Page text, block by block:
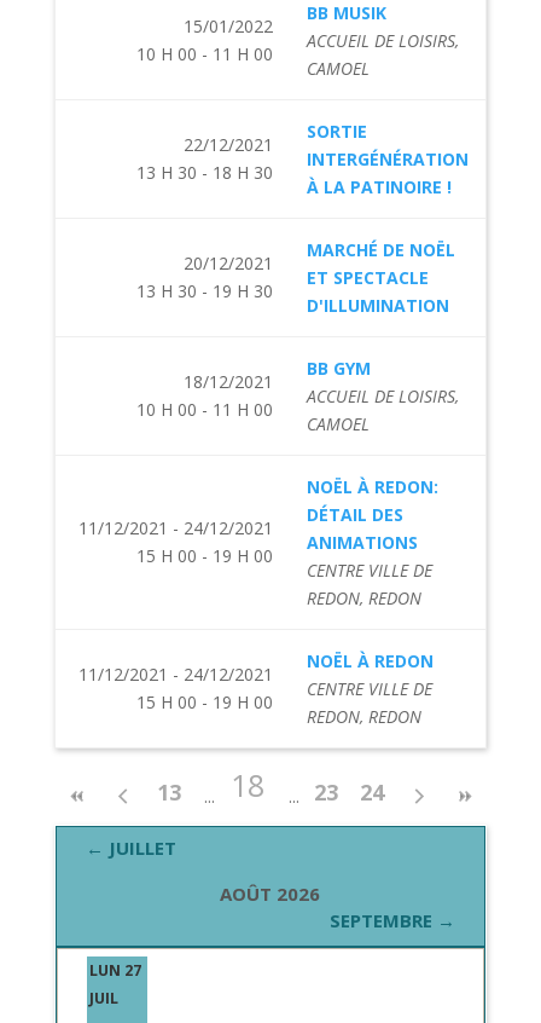
15/01/2022
10 H 00 - 11 H 00
BB MUSIK
ACCUEIL DE LOISIRS,
CAMOEL
22/12/2021
13 H 30 - 18 H 30
SORTIE
INTERGÉNÉRATION
À LA PATINOIRE !
20/12/2021
13 H 30 - 19 H 30
MARCHÉ DE NOËL
ET SPECTACLE
D'ILLUMINATION
18/12/2021
10 H 00 - 11 H 00
BB GYM
ACCUEIL DE LOISIRS,
CAMOEL
11/12/2021 - 24/12/2021
15 H 00 - 19 H 00
NOËL À REDON:
DÉTAIL DES
ANIMATIONS
CENTRE VILLE DE
REDON, REDON
11/12/2021 - 24/12/2021
15 H 00 - 19 H 00
NOËL À REDON
CENTRE VILLE DE
REDON, REDON
13 18 23 24
← JUILLET
AOÛT 2026
SEPTEMBRE →
LUN 27
JUIL